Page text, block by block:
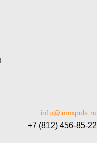
info@immpuls.ru
+7 (812) 456-85-22